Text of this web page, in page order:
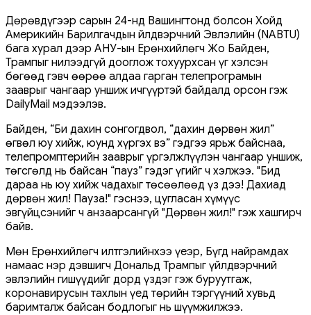
Дөрөвдүгээр сарын 24-нд Вашингтонд болсон Хойд
Америкийн Барилгачдын Үйлдвэрчний Эвлэлийн (NABTU)
бага хурал дээр АНУ-ын Ерөнхийлөгч Жо Байден,
Трампыг нилээдгүй дооглож тохуурхсан үг хэлсэн
бөгөөд гэвч өөрөө алдаа гарган телепрограмын
зааврыг чангаар уншиж ичгүүртэй байдалд орсон гэж
DailyMail мэдээлэв.
Байден, “Би дахин сонгогдвол, “дахин дөрвөн жил”
өгвөл юу хийж, юунд хүргэх вэ” гэдгээ ярьж байснаа,
телепромптерийн зааврыг үргэлжлүүлэн чангаар уншиж,
төгсгөлд нь байсан “пауз” гэдэг үгийг ч хэлжээ. "Бид
дараа нь юу хийж чадахыг төсөөлөөд үз дээ! Дахиад
дөрвөн жил! Пауза!" гэснээ, цугласан хүмүүс
эвгүйцсэнийг ч анзаарсангүй "Дөрвөн жил!" гэж хашгирч
байв.
Мөн Ерөнхийлөгч илтгэлийнхээ үеэр, Бүгд найрамдах
намаас нэр дэвшигч Дональд Трампыг үйлдвэрчний
эвлэлийн гишүүдийг дорд үздэг гэж буруутгаж,
коронавирусын тахлын үед төрийн тэргүүний хувьд
баримталж байсан бодлогыг нь шүүмжилжээ.